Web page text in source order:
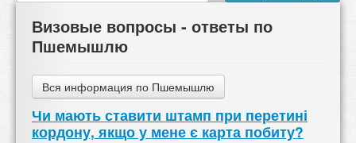
Визовые вопросы - ответы по
Пшемышлю
Вся информация по Пшемышлю
Чи мають ставити штамп при перетині
кордону, якщо у мене є карта побиту?